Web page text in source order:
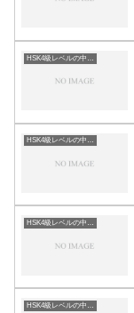
HSK4級レベルの中国語
HSK4級レベルの中国語
HSK4級レベルの中国語